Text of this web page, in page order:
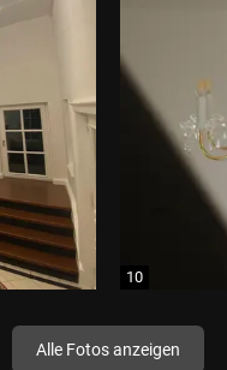
Alle Fotos anzeigen